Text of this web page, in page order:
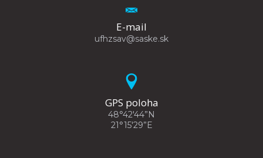
E-mail
ufhzsav@saske.sk
GPS poloha
48°42'44”N
21°15'29”E